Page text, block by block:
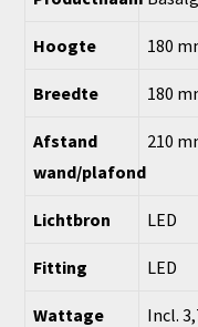
Hoogte 180
Breedte 180
Afstand
wand/plafond
210
Lichtbron LED
Fitting LED
Wattage Incl.